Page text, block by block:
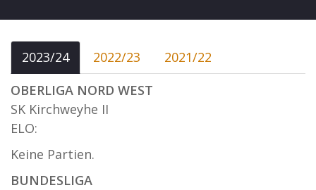
2023/24 2022/23
2021/22
OBERLIGA NORD WEST
SK Kirchweyhe II
ELO:
Keine Partien.
BUNDESLIGA